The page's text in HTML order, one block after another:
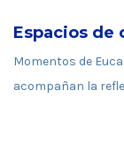
Espacios de
Momentos de
acompañan la